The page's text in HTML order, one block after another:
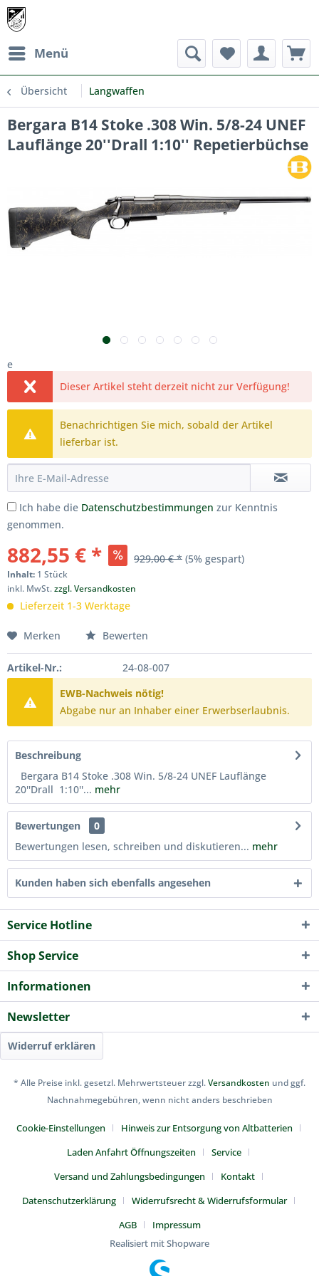
Menü
Übersicht Langwaffen
Bergara B14 Stoke .308 Win. 5/8-24 UNEF
Lauflänge 20''Drall 1:10'' Repetierbüchse
e
Dieser Artikel steht derzeit nicht zur Verfügung!
Benachrichtigen Sie mich, sobald der Artikel
lieferbar ist.
Ich habe die Datenschutzbestimmungen zur Kenntnis
genommen.
882,55 € * 929,00 € * (5% gespart)
Inhalt: 1 Stück
inkl. MwSt.zzgl. Versandkosten
Lieferzeit 1-3 Werktage
Merken Bewerten
Artikel-Nr.:
24-08-007
EWB-Nachweis nötig!
Abgabe nur an Inhaber einer Erwerbserlaubnis.
Beschreibung
Bergara B14 Stoke .308 Win. 5/8-24 UNEF Lauflänge
20''Drall 1:10''... mehr
Bewertungen
0
Bewertungen lesen, schreiben und diskutieren... mehr
Kunden haben sich ebenfalls angesehen
Service Hotline
Shop Service
Informationen
Newsletter
Widerruf erklären
* Alle Preise inkl. gesetzl. Mehrwertsteuer zzgl.Versandkosten und ggf.
Nachnahmegebühren, wenn nicht anders beschrieben
Cookie-Einstellungen
Hinweis zur Entsorgung von Altbatterien
Laden Anfahrt Öffnungszeiten
Service
Versand und Zahlungsbedingungen
Kontakt
Datenschutzerklärung
Widerrufsrecht & Widerrufsformular
AGB
Impressum
Realisiert mit Shopware